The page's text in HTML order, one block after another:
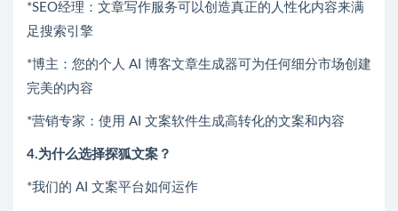
*SEO经理：文章写作服务可以创造真正的人性化内容来满
足搜索引擎
*博主：您的个人 AI 博客文章生成器可为任何细分市场创建
完美的内容
*营销专家：使用 AI 文案软件生成高转化的文案和内容
4.为什么选择探狐文案？
*我们的 AI 文案平台如何运作